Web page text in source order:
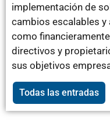
implementación de
cambios escalables
como
directivos y
sus objetivos
Todas las entradas